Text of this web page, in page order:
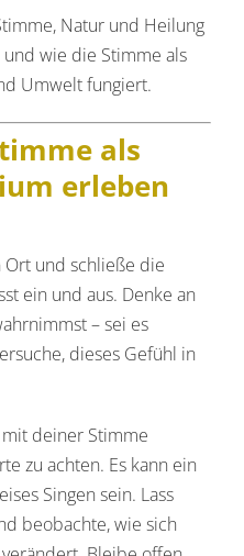
Natur und Heilung
wie die Stimme als
Umwelt fungiert.
als
erleben
Ort und schließe die
ein und aus. Denke an
– sei es
dieses Gefühl in
deiner Stimme
zu achten. Es kann ein
Singen sein. Lass
beobachte, wie sich